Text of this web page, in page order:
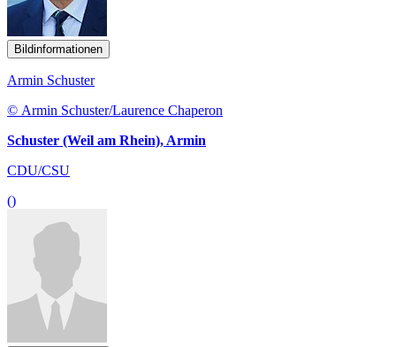
Bildinformationen
Armin Schuster
© Armin Schuster/Laurence Chaperon
Schuster (Weil am Rhein), Armin
CDU/CSU
()